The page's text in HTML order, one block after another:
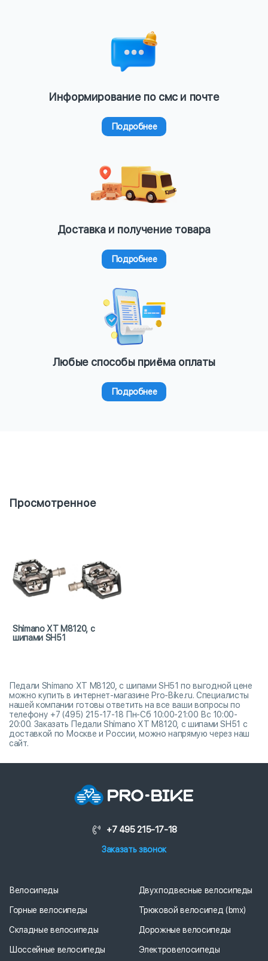
Информирование по смс и почте
Подробнее
Доставка и получение товара
Подробнее
Любые способы приёма оплаты
Подробнее
Просмотренное
Shimano XT M8120, с
шипами SH51
Педали Shimano XT M8120, с шипами SH51 по выгодной цене
можно купить в интернет-магазине Pro-Bike.ru. Специалисты
нашей компании готовы ответить на все ваши вопросы по
телефону +7 (495) 215-17-18 Пн-Сб 10:00-21:00 Вс 10:00-
20:00. Заказать Педали Shimano XT M8120, с шипами SH51 с
доставкой по Москве и России, можно напрямую через наш
сайт.
+7 495 215-17-18
Заказать звонок
Велосипеды
Горные велосипеды
Складные велосипеды
Шоссейные велосипеды
Двухподвесные велосипеды
Трюковой велосипед (bmx)
Дорожные велосипеды
Электровелосипеды